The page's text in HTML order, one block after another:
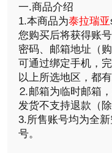
一.商品介绍
1.本商品为泰拉瑞亚
您购买后将获得账
密码、邮箱地址（
可通过绑定手机，
以上所选地区，都
⒉邮箱为临时邮箱
发货不支持退款（
3.所售账号均为全
号。